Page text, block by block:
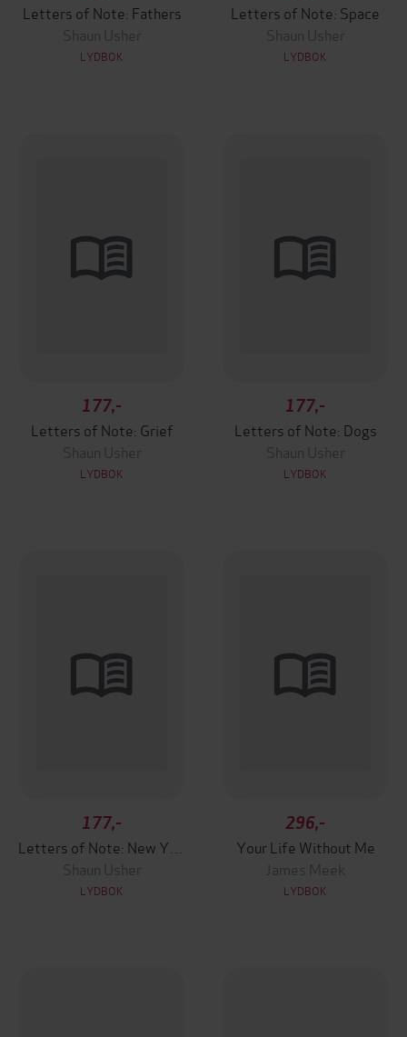
Letters of Note: Fathers
Shaun Usher
LYDBOK
Letters of Note: Space
Shaun Usher
LYDBOK
177,-
Letters of Note: Grief
Shaun Usher
LYDBOK
177,-
Letters of Note: Dogs
Shaun Usher
LYDBOK
177,-
Shaun Usher
LYDBOK
296,-
Your Life Without Me
James Meek
LYDBOK